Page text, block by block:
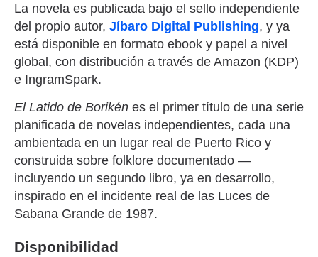
La novela es publicada bajo el sello independiente
del propio autor, Jíbaro Digital Publishing, y ya
está disponible en formato ebook y papel a nivel
global, con distribución a través de Amazon (KDP)
e IngramSpark.
El Latido de Borikén es el primer título de una serie
planificada de novelas independientes, cada una
ambientada en un lugar real de Puerto Rico y
construida sobre folklore documentado —
incluyendo un segundo libro, ya en desarrollo,
inspirado en el incidente real de las Luces de
Sabana Grande de 1987.
Disponibilidad